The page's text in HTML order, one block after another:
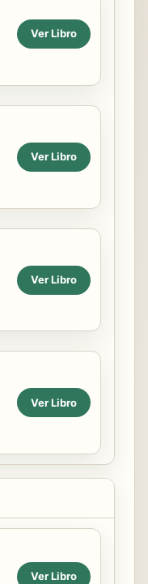
Ver Libro
Ver Libro
Ver Libro
Ver Libro
Ver Libro